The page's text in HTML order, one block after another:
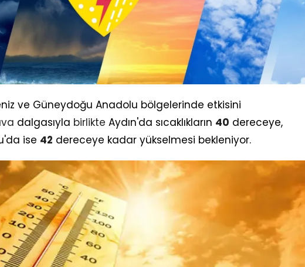
ve Güneydoğu Anadolu bölgelerinde etkisini
dalgasıyla birlikte Aydın'da sıcaklıkların 40 dereceye,
ise 42 dereceye kadar yükselmesi bekleniyor.